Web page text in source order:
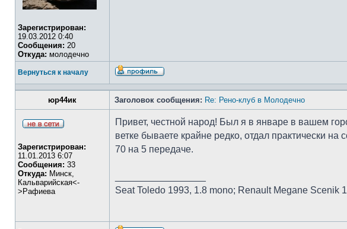
Зарегистрирован:
19.03.2012 0:40
Сообщения: 20
Откуда: молодечно
Вернуться к началу
юр44ик Заголовок сообщения: Re: Рено-клуб в Молодечно
Зарегистрирован:
11.01.2013 6:07
Сообщения: 33
Откуда: Минск,
Кальварийская<-
>Рафиева
Привет, честной народ! Был я в январе в вашем
ветке бываете крайне редко, отдал практически
70 на 5 передаче.
Seat Toledo 1993, 1.8 mono; Renault Megane